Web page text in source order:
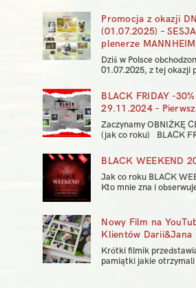
Promocja z okazji
(01.07.2025) –
plenerze MANNHEIM
Dziś w Polsce
01.07.2025, z tej okazji
BLACK FRIDAY -
29.11.2024 –
Zaczynamy OBNIŻKĘ
(jak co roku) BLACK
BLACK WEEKEND
Jak co roku BLACK
Kto mnie zna i
Nowy Film na
Klientów Darii&Jana
Krótki filmik
pamiątki jakie